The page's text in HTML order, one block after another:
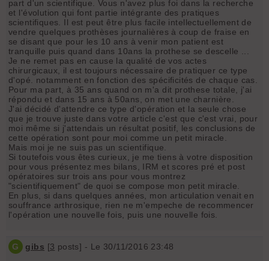
part d'un scientifique. Vous n'avez plus foi dans la recherche
et l'évolution qui font partie intégrante des pratiques
scientifiques. Il est peut être plus facile intellectuellement de
vendre quelques prothèses journalières à coup de fraise en
se disant que pour les 10 ans à venir mon patient est
tranquille puis quand dans 10ans la prothese se descelle ...
Je ne remet pas en cause la qualité de vos actes
chirurgicaux, il est toujours nécessaire de pratiquer ce type
d'opé. notamment en fonction des spécificités de chaque cas.
Pour ma part, à 35 ans quand on m'a dit prothese totale, j'ai
répondu et dans 15 ans à 50ans, on met une charnière.
J'ai décidé d'attendre ce type d'opération et la seule chose
que je trouve juste dans votre article c'est que c'est vrai, pour
moi même si j'attendais un résultat positif, les conclusions de
cette opération sont pour moi comme un petit miracle.
Mais moi je ne suis pas un scientifique.
Si toutefois vous êtes curieux, je me tiens à votre disposition
pour vous présentez mes bilans, IRM et scores pré et post
opératoires sur trois ans pour vous montrez
"scientifiquement" de quoi se compose mon petit miracle.
En plus, si dans quelques années, mon articulation venait en
souffrance arthrosique, rien ne m'empeche de recommencer
l'opération une nouvelle fois, puis une nouvelle fois.
G gibs [3 posts] - Le 30/11/2016 23:48